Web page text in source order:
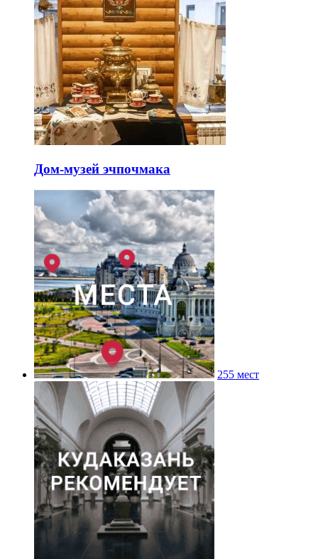
Дом-музей эчпочмака
255 мест